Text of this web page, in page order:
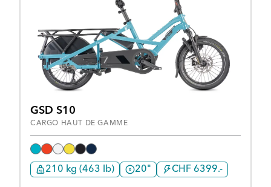
GSD S10
CARGO HAUT DE GAMME
210 kg (463 lb) 20" CHF 6399.-